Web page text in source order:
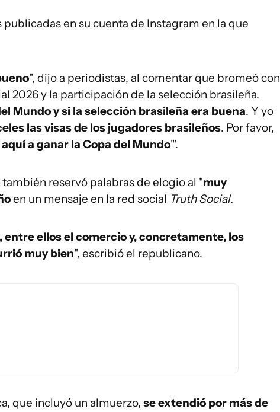
publicadas en su cuenta de Instagram en la que
", dijo a periodistas, al comentar que bromeó con
2026 y la participación de la selección brasileña.
Mundo y si la selección brasileña era buena. Y yo
las visas de los jugadores brasileños. Por favor,
a ganar la Copa del Mundo'".
reservó palabras de elogio al "muy
en un mensaje en la red social Truth Social.
ellos el comercio y, concretamente, los
muy bien", escribió el republicano.
que incluyó un almuerzo, se extendió por más de